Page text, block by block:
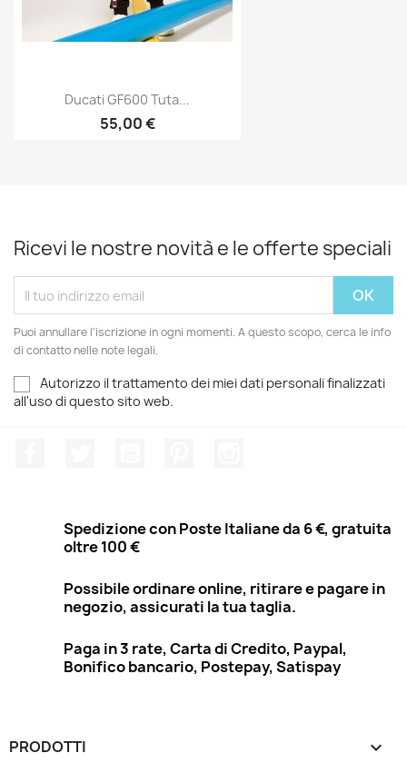
Ducati GF600 Tuta...
55,00 €
Ricevi le nostre novità e le offerte speciali
Puoi annullare l'iscrizione in ogni momenti. A questo scopo, cerca le info
di contatto nelle note legali.
Autorizzo il trattamento dei miei dati personali finalizzati
all'uso di questo sito web.
Spedizione con Poste Italiane da 6 €, gratuita
oltre 100 €
Possibile ordinare online, ritirare e pagare in
negozio, assicurati la tua taglia.
Paga in 3 rate, Carta di Credito, Paypal,
Bonifico bancario, Postepay, Satispay
PRODOTTI 